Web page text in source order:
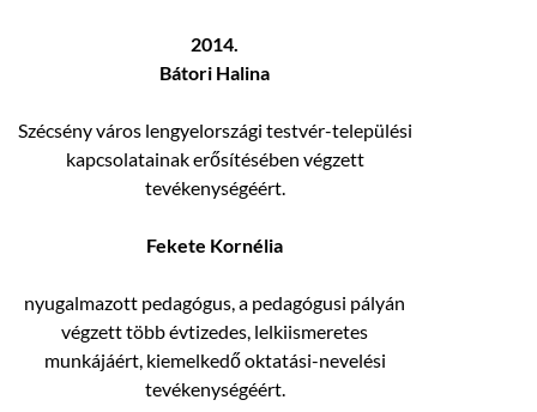
2014.
Bátori Halina
Szécsény város lengyelországi testvér-települési
kapcsolatainak erősítésében végzett
tevékenységéért.
Fekete Kornélia
nyugalmazott pedagógus, a pedagógusi pályán
végzett több évtizedes, lelkiismeretes
munkájáért, kiemelkedő oktatási-nevelési
tevékenységéért.